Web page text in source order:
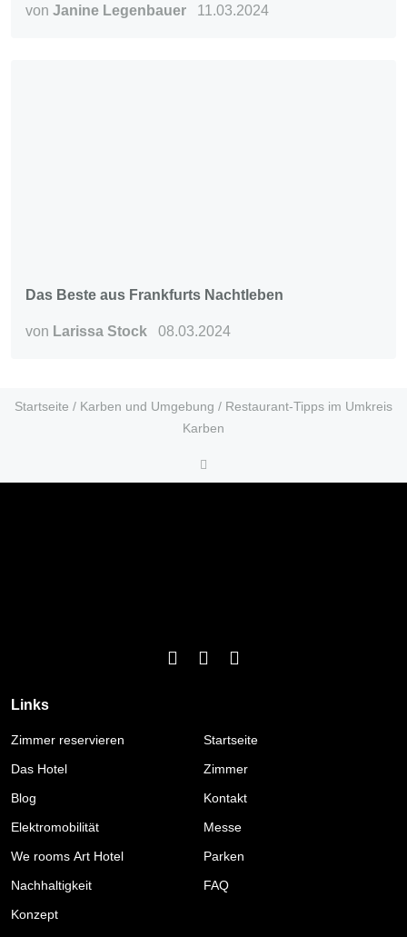
von Janine Legenbauer 11.03.2024
Das Beste aus Frankfurts Nachtleben
von Larissa Stock 08.03.2024
Startseite / Karben und Umgebung / Restaurant-Tipps im Umkreis
Karben
Links
Zimmer reservieren
Startseite
Das Hotel
Zimmer
Blog
Kontakt
Elektromobilität
Messe
We rooms Art Hotel
Parken
Nachhaltigkeit
FAQ
Konzept